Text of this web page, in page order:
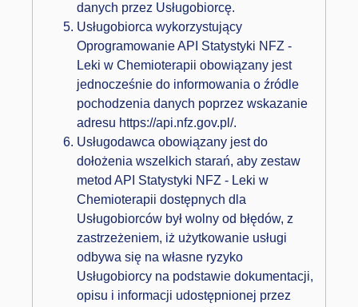
danych przez Usługobiorcę.
Usługobiorca wykorzystujący
Oprogramowanie API Statystyki NFZ -
Leki w Chemioterapii obowiązany jest
jednocześnie do informowania o źródle
pochodzenia danych poprzez wskazanie
adresu https://api.nfz.gov.pl/.
Usługodawca obowiązany jest do
dołożenia wszelkich starań, aby zestaw
metod API Statystyki NFZ - Leki w
Chemioterapii dostępnych dla
Usługobiorców był wolny od błędów, z
zastrzeżeniem, iż użytkowanie usługi
odbywa się na własne ryzyko
Usługobiorcy na podstawie dokumentacji,
opisu i informacji udostępnionej przez